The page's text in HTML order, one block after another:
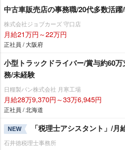
中古車販売店の事務職/20代多数活
株式会社ジョブカーズ 守口店
月給21万円～22万円
正社員 / 大阪府
小型トラックドライバー/賞与約60
務/未経験
日糧製パン株式会社 月寒工場
月給28万9,370円～33万6,945円
正社員 / 北海道
NEW 「税理士アシスタント」/月
石井徳税理士事務所